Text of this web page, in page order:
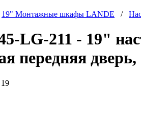
19" Монтажные шкафы LANDE /
LG-211 - 19"
передняя